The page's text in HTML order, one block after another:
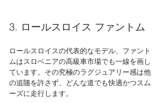
3. ロールスロイス ファントム
ロールスロイスの代表的なモデル、ファント
ムはスロベニアの高級車市場でも一線を画し
ています。その究極のラグジュアリー感は他
の追随を許さず、どんな道でも快適かつスム
ーズに走行します。